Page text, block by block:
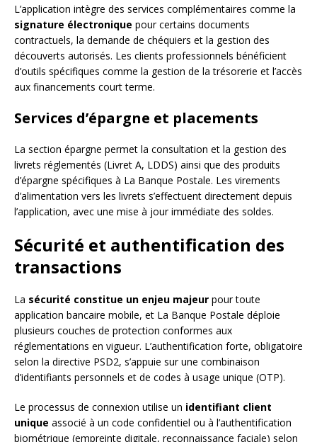
L’application intègre des services complémentaires comme la
signature électronique pour certains documents
contractuels, la demande de chéquiers et la gestion des
découverts autorisés. Les clients professionnels bénéficient
d’outils spécifiques comme la gestion de la trésorerie et l’accès
aux financements court terme.
Services d’épargne et placements
La section épargne permet la consultation et la gestion des
livrets réglementés (Livret A, LDDS) ainsi que des produits
d’épargne spécifiques à La Banque Postale. Les virements
d’alimentation vers les livrets s’effectuent directement depuis
l’application, avec une mise à jour immédiate des soldes.
Sécurité et authentification des
transactions
La sécurité constitue un enjeu majeur pour toute
application bancaire mobile, et La Banque Postale déploie
plusieurs couches de protection conformes aux
réglementations en vigueur. L’authentification forte, obligatoire
selon la directive PSD2, s’appuie sur une combinaison
d’identifiants personnels et de codes à usage unique (OTP).
Le processus de connexion utilise un identifiant client
unique associé à un code confidentiel ou à l’authentification
biométrique (empreinte digitale, reconnaissance faciale) selon